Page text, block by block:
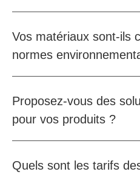
Vos matériaux sont-ils
normes
Proposez-vous des
pour vos produits ?
Quels sont les tarifs